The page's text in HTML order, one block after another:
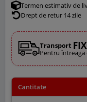
Termen estimativ de
Drept de retur 14 zile
Transport
Pentru întreaga
Cantitate